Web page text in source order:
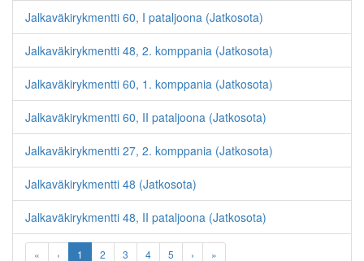
Jalkaväkirykmentti 60, I pataljoona (Jatkosota)
Jalkaväkirykmentti 48, 2. komppania (Jatkosota)
Jalkaväkirykmentti 60, 1. komppania (Jatkosota)
Jalkaväkirykmentti 60, II pataljoona (Jatkosota)
Jalkaväkirykmentti 27, 2. komppania (Jatkosota)
Jalkaväkirykmentti 48 (Jatkosota)
Jalkaväkirykmentti 48, II pataljoona (Jatkosota)
« ‹ 1 2 3 4 5 › »